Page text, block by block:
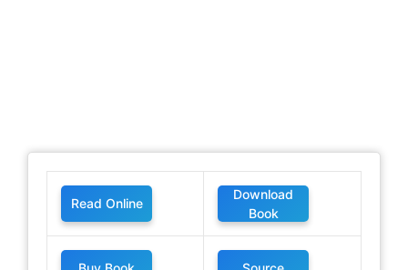
Read Online
Download
Book